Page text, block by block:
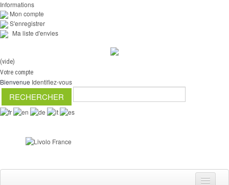
Informations
Mon compte
S'enregistrer
Ma liste d'envies
(vide)
Votre compte
Bienvenue Identifiez-vous